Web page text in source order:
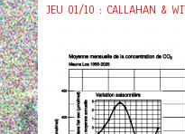
JEU 01/10 : CALLAHAN &